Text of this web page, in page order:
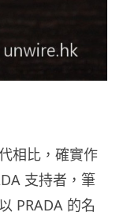
相比，確實作
支持者，筆
PRADA 的名